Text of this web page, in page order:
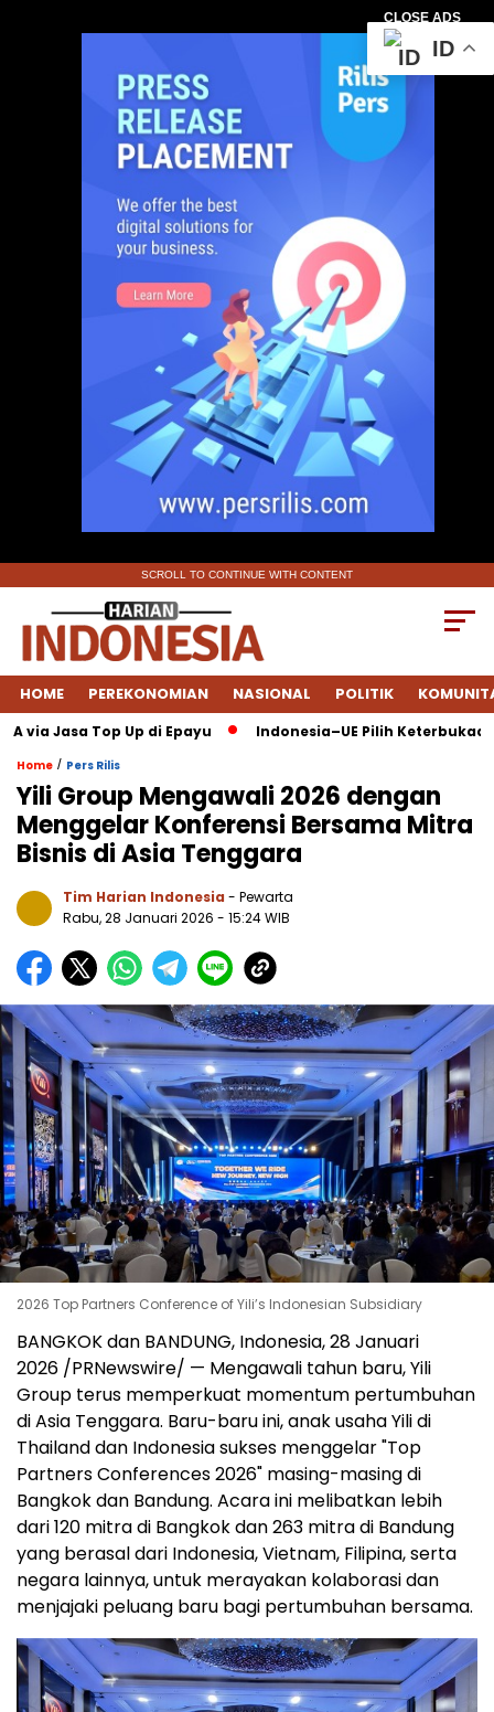
CLOSE ADS
SCROLL TO CONTINUE WITH CONTENT
HOME PEREKONOMIAN NASIONAL POLITIK
Jasa Top Up di Epayu Indonesia–UE Pilih Keterbukaan:
Home / Pers Rilis
Yili Group Mengawali 2026 dengan
Menggelar Konferensi Bersama Mitra
Bisnis di Asia Tenggara
Tim Harian Indonesia - Pewarta
Rabu, 28 Januari 2026 - 15:24 WIB
2026 Top Partners Conference of Yili’s Indonesian Subsidiary
BANGKOK dan BANDUNG, Indonesia, 28 Januari
2026 /PRNewswire/ — Mengawali tahun baru, Yili
Group terus memperkuat momentum pertumbuhan
di Asia Tenggara. Baru-baru ini, anak usaha Yili di
Thailand dan Indonesia sukses menggelar "Top
Partners Conferences 2026" masing-masing di
Bangkok dan Bandung. Acara ini melibatkan lebih
dari 120 mitra di Bangkok dan 263 mitra di Bandung
yang berasal dari Indonesia, Vietnam, Filipina, serta
negara lainnya, untuk merayakan kolaborasi dan
menjajaki peluang baru bagi pertumbuhan bersama.
ID